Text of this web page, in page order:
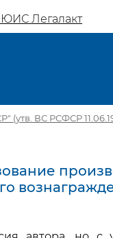
ЮИС Легалакт
ВС РСФСР